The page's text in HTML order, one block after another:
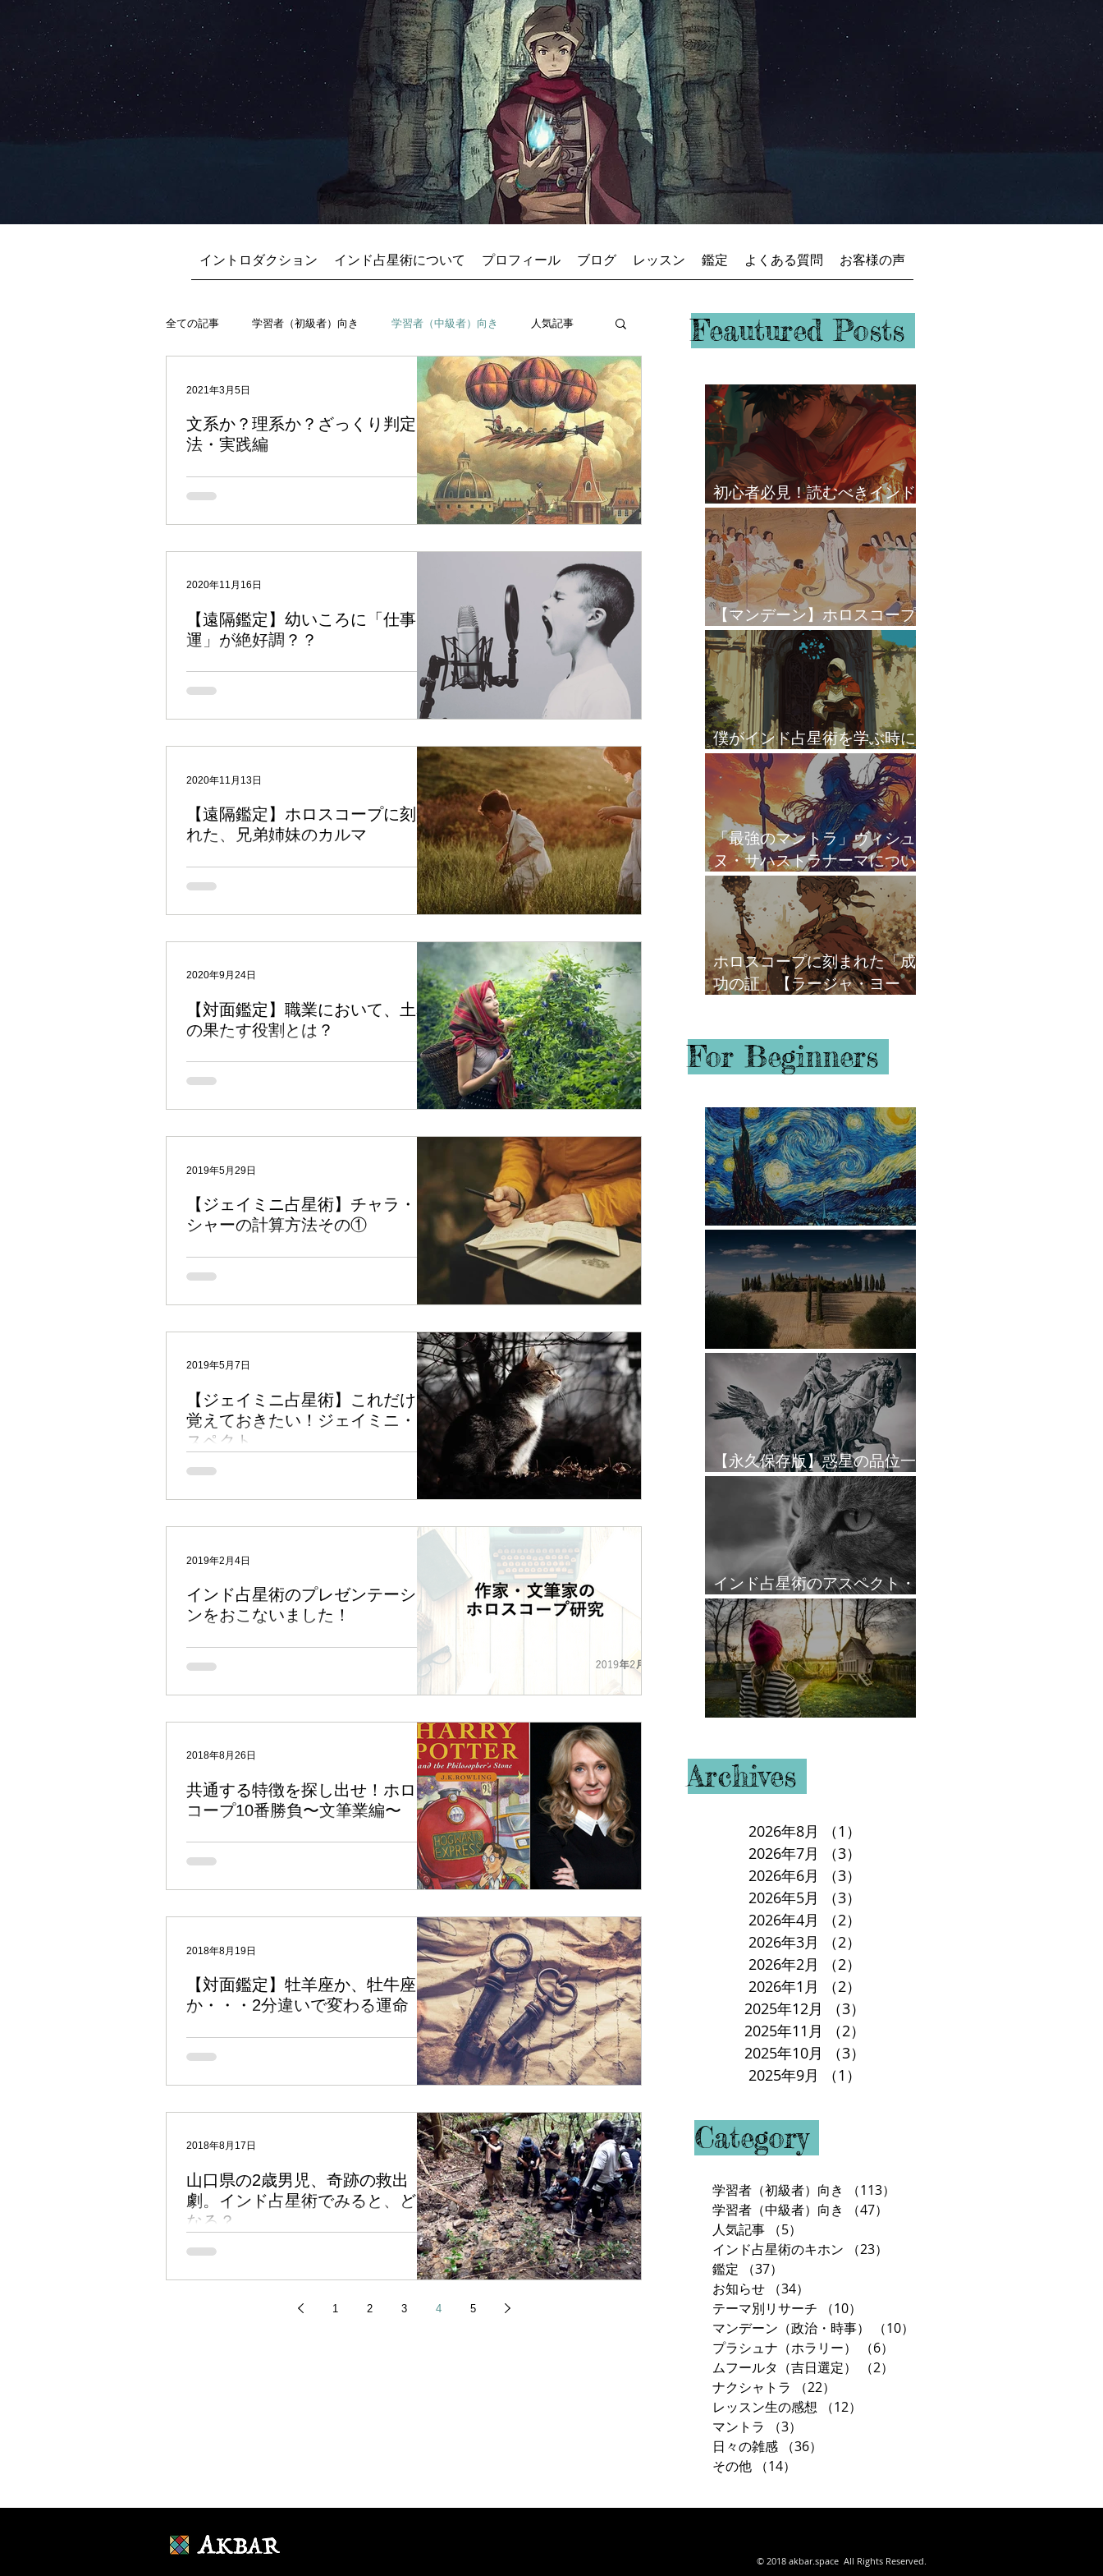
全ての記事 学習者（初級者）向き 学習者（中級者）向き 人気記事
インド占星術のキホン お知らせ テーマ別リサーチ
マンデーン（政治・時事） プラシュナ（ホラリー）
レッスン生の感想
マントラ
文系か？理系か？ざっくり判定
法・実践編
昨年、「一生に一度は、映画館でジブリを。」とい
が、その時にナウシカも見ておけばよかったと後悔
しています。 多くの方が指摘されていましたが、ナ
崎駿監督の先見の明を思い知らされます。...
2021年3月5日
【遠隔鑑定】幼いころに「仕事
運」が絶好調？？
インド占星術の勉強を進め、実際にホロスコープを
読めるようになった人の中には次のような疑問を持
つ人もいるでしょう。 「幼年期・少年（女）期に結
婚や仕事に良いダシャー（時期）がめぐってきたら
がめぐってくる」...
2020年11月16日
【遠隔鑑定】ホロスコープに刻ま
れた、兄弟姉妹のカルマ
解説記事も久々になってしまいましたが、今回は少
し前の遠隔鑑定から「兄弟（姉妹）運」の見方につ
いて取り上げてみたいと思います。 鑑定の依頼主は
福岡在住のYさん。以前僕の師匠の清水俊介先生に
の占星術師の意見も聞いてみたいということで...
2020年11月13日
【対面鑑定】職業において、土星
の果たす役割とは？
ちょっと久々の更新になってしまいましたが、今回
は占星術で読み解く職業、そして土星の果たす役割
について見てみたいと思います。 たとえば、「植
物」がその人の職業に関わることが読み取れたとし
ても、その形態はさまざまです。...
2020年9月24日
【ジェイミニ占星術】チャラ・ダ
シャーの計算方法その①
イミニ占星術】これだけは覚えておきたい！ジェイ
たリーディング例をご紹介しました。...
2019年5月29日
【ジェイミニ占星術】これだけは
覚えておきたい！ジェイミニ・ア
スペクト
今回もジェイミニ占星術の基本を解説していこうと
いて。 惑星のアスペクトの基本ルールについては「
たが、この記事で解説したのは一般的な パラシャラ
は、アスペクトにおいてもまったく違った法則が適
なのは星座の三分類 ここで、以前の記事「 【ジェ
イミニ占星術】星座の三分類法 」をもう一度見返し
てみましょう。 12星座は 活動 ・ 不動 ・ 柔軟 の3
ニ・アスペクトは、この三分類を覚えていなければ
理解できません。逆に、ざっくりとでも上の図が頭
図で示すとこんな感じになります。上の図では牡羊
座を例に挙げていますが、同じ活動星座である蟹座
2019年5月7日
インド占星術のプレゼンテーショ
ンをおこないました！
を対象に、2時間ほどのプレゼンテーションを行いま
した！ テーマは「作家・文筆家のホロスコープ研
してみるというもので、以前に取り組んだ「...
2019年2月4日
共通する特徴を探し出せ！ホロス
コープ10番勝負〜文筆業編〜
『ハリー・ポッター』シリーズの生みの親、J・K・
ローリング 「検証では最低でも25以上のホロスコー
プを用いなさい」（by K.N.Rao） ということで、こ
の「ホロスコープ10番勝負」は、ある特定のテーマ
いうコーナーです。...
2018年8月26日
【対面鑑定】牡羊座か、牡牛座
か・・・2分違いで変わる運命
どーもこんちは。アキュバルです。 今回は対面鑑定
のレポートです。 いやー夏休みですね。まあ僕には
関係のない話なので、今日も「ルマンドアイス」を
片手に鑑定作業です。 ところで以前の記事で、最近
すが、ここ最近の傾向として、綿密な時刻...
2018年8月19日
山口県の2歳男児、奇跡の救出
劇。インド占星術でみると、どう
なる？
山口県周防大島町で、12日から行方不明になってい
た男の子が3日後の15日朝に発見された事件。 2歳の
男の子の脅威の生命力、そして「奇跡の救出劇」の
春夫さんの活躍が世間の耳目を集めました。...
2018年8月17日
1 2 3 4 5
占星術師アキュバル
Feautured Posts
初心者必見！読むべきインド
占星術本 BEST3
【マンデーン】ホロスコープ
とダシャーで皇位継承を読む
僕がインド占星術を学ぶ時に
心がけていること
「最強のマントラ」ヴィシュ
ヌ・サハストラナーマについ
て
ホロスコープに刻まれた「成
功の証」【ラージャ・ヨー
For Beginners
惑星の象意まとめ
12ハウスの象意まとめ
【永久保存版】惑星の品位一
覧
インド占星術のアスペクト・
ルール
Archives
2026年8月 （1）
2026年7月
（3）
2026年6月
（3）
2026年5月
（3）
2026年4月
（2）
2026年3月
（2）
2026年2月
（2）
2026年1月
（2）
2025年12月
（3）
2025年11月
（2）
2025年10月
（3）
2025年9月
（1）
Category
学習者（初級者）向き （113）
学習者（中級者）向き
（47）
人気記事
（5）
インド占星術のキホン
（23）
鑑定
（37）
お知らせ
（34）
テーマ別リサーチ
（10）
マンデーン（政治・時事）
（10）
プラシュナ（ホラリー）
（6）
ムフールタ（吉日選定）
（2）
ナクシャトラ
（22）
レッスン生の感想
（12）
マントラ
（3）
日々の雑感
（36）
その他
（14）
イントロダクション インド占星術について プロフィール ブログ レッスン 鑑定 よくある質問 お客様の声
© 2018 akbar.space All Rights Reserved.